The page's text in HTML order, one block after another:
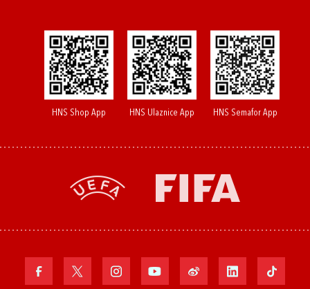
HNS Shop App HNS Ulaznice App HNS Semafor App